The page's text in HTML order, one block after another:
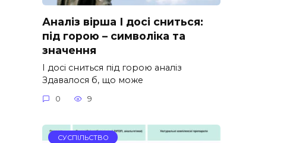
Аналіз вірша І досі сниться:
під горою – символіка та
значення
І досі сниться під горою аналіз
Здавалося б, що може
0 9
СУСПІЛЬСТВО